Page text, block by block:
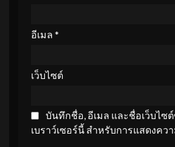
อีเมล *
เว็บไซต์
บันทึกชื่อ, อีเมล และชื่อเว็บไซ
เบราว์เซอร์นี้ สำหรับการแสดงคว